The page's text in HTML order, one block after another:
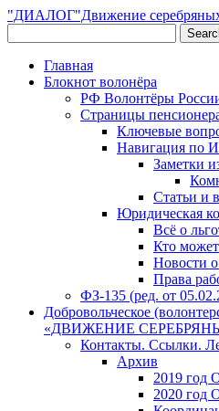
"ДИАЛОГ"Движение
Главная
Блокнот волонёра
РФ Волонтёры
Страницы
Ключевые
Навигация по
Заметки
Статьи и
Юридическая
Всё о
Кто
Новости о
Права
ФЗ-135 (ред. от
Добровольческое
«ДВИЖЕНИЕ
Контакты. Ссылки.
Архив
2019 год
2020 год